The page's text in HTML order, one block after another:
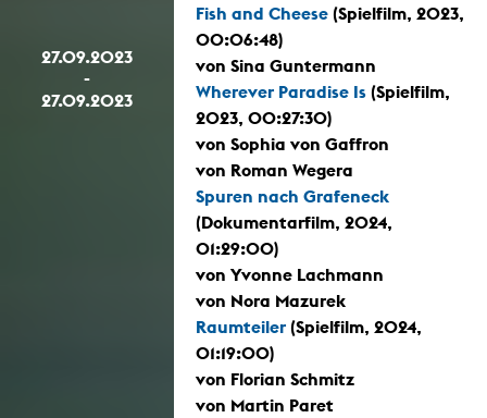
27.09.2023
-
27.09.2023
Fish and Cheese (Spielfilm, 2023,
00:06:48)
von Sina Guntermann
Wherever Paradise Is (Spielfilm,
2023, 00:27:30)
von Sophia von Gaffron
von Roman Wegera
Spuren nach Grafeneck
(Dokumentarfilm, 2024,
01:29:00)
von Yvonne Lachmann
von Nora Mazurek
Raumteiler (Spielfilm, 2024,
01:19:00)
von Florian Schmitz
von Martin Paret